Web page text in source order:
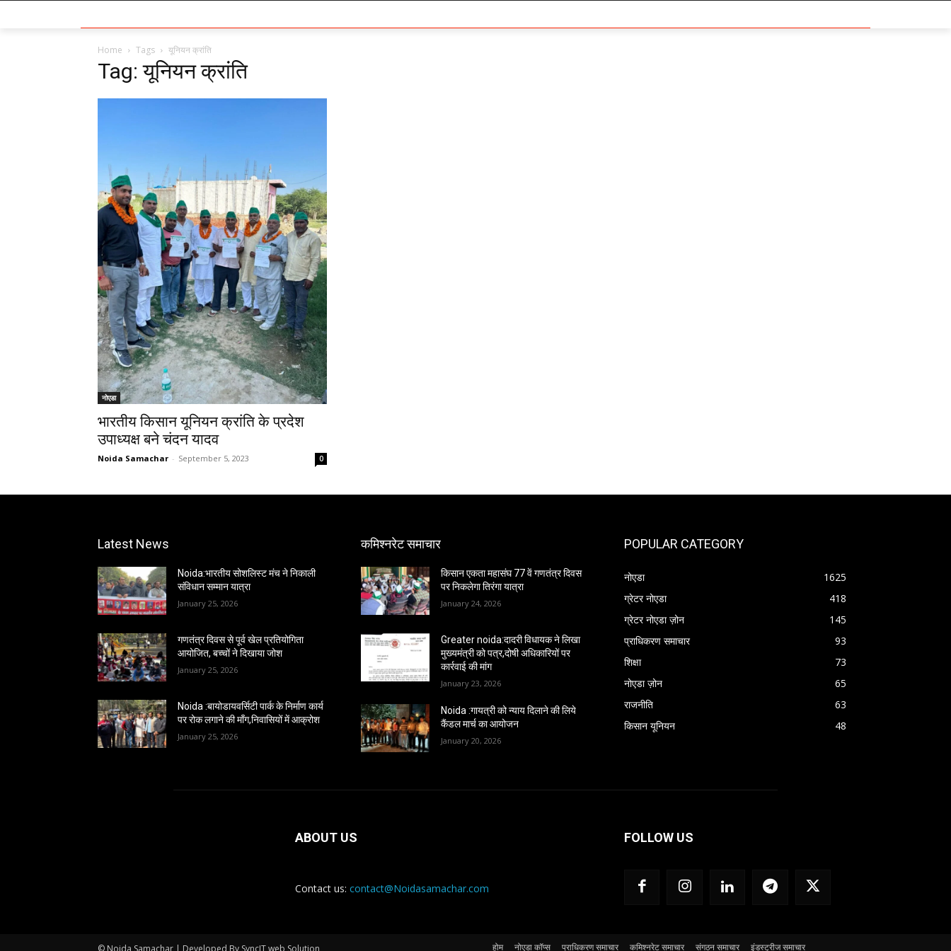
Home Tags यूनियन क्रांति
Tag: यूनियन क्रांति
नोएडा
भारतीय किसान यूनियन क्रांति के प्रदेश
उपाध्यक्ष बने चंदन यादव
Noida Samachar - September 5, 2023 0
Latest News
Noida:भारतीय सोशलिस्ट मंच ने निकाली
संविधान सम्मान यात्रा
January 25, 2026
गणतंत्र दिवस से पूर्व खेल प्रतियोगिता
आयोजित, बच्चों ने दिखाया जोश
January 25, 2026
Noida :बायोडायवर्सिटी पार्क के निर्माण कार्य
पर रोक लगाने की माँग,निवासियों में आक्रोश
January 25, 2026
कमिश्नरेट समाचार
किसान एकता महासंघ 77 वें गणतंत्र दिवस
पर निकलेगा तिरंगा यात्रा
January 24, 2026
Greater noida:दादरी विधायक ने लिखा
मुख्यमंत्री को पत्र,दोषी अधिकारियों पर
कार्रवाई की मांग
January 23, 2026
Noida :गायत्री को न्याय दिलाने की लिये
कैंडल मार्च का आयोजन
January 20, 2026
POPULAR CATEGORY
नोएडा
1625
ग्रेटर नोएडा
418
ग्रेटर नोएडा ज़ोन
145
प्राधिकरण समाचार
93
शिक्षा
73
नोएडा ज़ोन
65
राजनीति
63
किसान यूनियन
48
ABOUT US
Contact us: contact@Noidasamachar.com
FOLLOW US
होम नोएडा कॉप्स प्राधिकरण समाचार कमिश्नरेट समाचार संगठन समाचार इंडस्ट्रीज समाचार